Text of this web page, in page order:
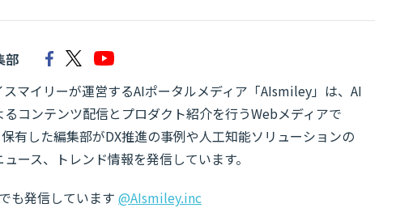
部
マイリーが運営するAIポータルメディア「AIsmiley」は、AI
るコンテンツ配信とプロダクト紹介を行うWebメディアで
有した編集部がDX推進の事例や人工知能ソリューションの
ース、トレンド情報を発信しています。
も発信しています @AIsmiley.inc